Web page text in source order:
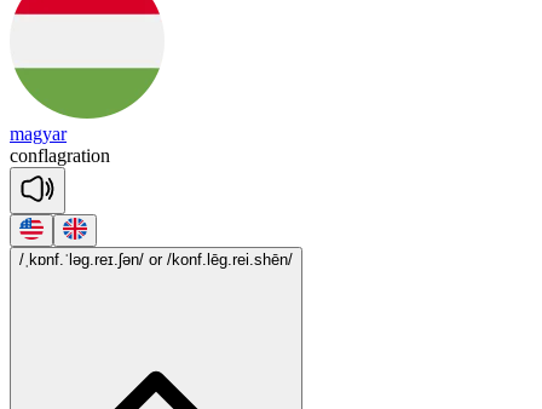
magyar
conflagration
/ˌkɒnf.ˈləg.reɪ.ʃən/ or /konf.lēg.rei.shēn/